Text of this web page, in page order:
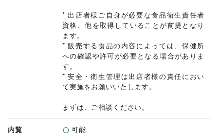
* 出店者様ご自身が必要な食品衛生責任者
資格、他を取得していることが前提となり
ます。
* 販売する食品の内容によっては、保健所
への確認や許可が必要となる場合がありま
す。
* 安全・衛生管理は出店者様の責任におい
て実施をお願いいたします。
まずは、ご相談ください。
内覧
可能